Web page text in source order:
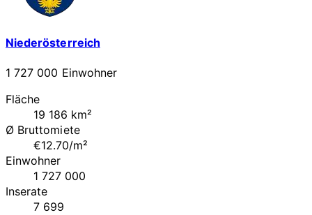
Niederösterreich
1 727 000 Einwohner
Fläche
19 186 km²
Ø Bruttomiete
€12.70/m²
Einwohner
1 727 000
Inserate
7 699